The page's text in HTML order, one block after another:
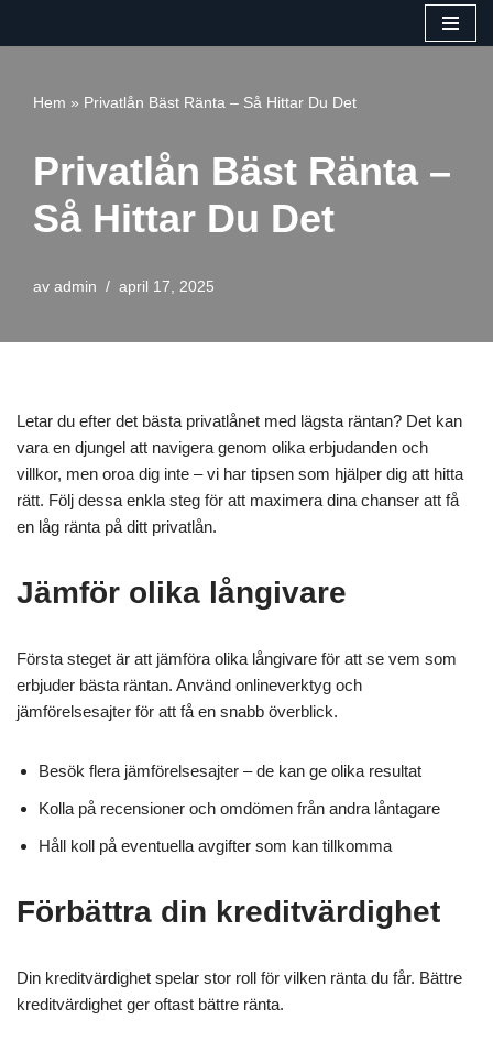
innehåll
Hem » Privatlån Bäst Ränta – Så Hittar Du Det
Privatlån Bäst Ränta –
Så Hittar Du Det
av admin april 17, 2025
Letar du efter det bästa privatlånet med lägsta räntan? Det kan
vara en djungel att navigera genom olika erbjudanden och
villkor, men oroa dig inte – vi har tipsen som hjälper dig att hitta
rätt. Följ dessa enkla steg för att maximera dina chanser att få
en låg ränta på ditt privatlån.
Jämför olika långivare
Första steget är att jämföra olika långivare för att se vem som
erbjuder bästa räntan. Använd onlineverktyg och
jämförelsesajter för att få en snabb överblick.
Besök flera jämförelsesajter – de kan ge olika resultat
Kolla på recensioner och omdömen från andra låntagare
Håll koll på eventuella avgifter som kan tillkomma
Förbättra din kreditvärdighet
Din kreditvärdighet spelar stor roll för vilken ränta du får. Bättre
kreditvärdighet ger oftast bättre ränta.